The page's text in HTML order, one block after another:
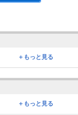
＋もっと見る
＋もっと見る